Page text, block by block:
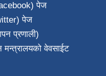
पेज
पेज
प्रणाली)
मन्त्रालयको वेवसाईट